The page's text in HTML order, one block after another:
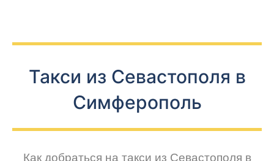
Такси из Севастополя в
Симферополь
Как добраться на такси из Севастополя в